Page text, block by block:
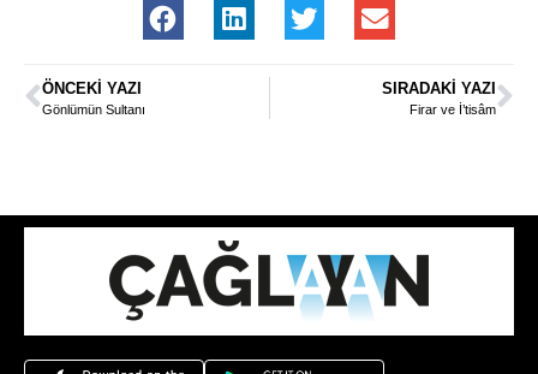
ÖNCEKI YAZI
Gönlümün Sultanı
SIRADAKI YAZI
Firar ve İ’tisâm